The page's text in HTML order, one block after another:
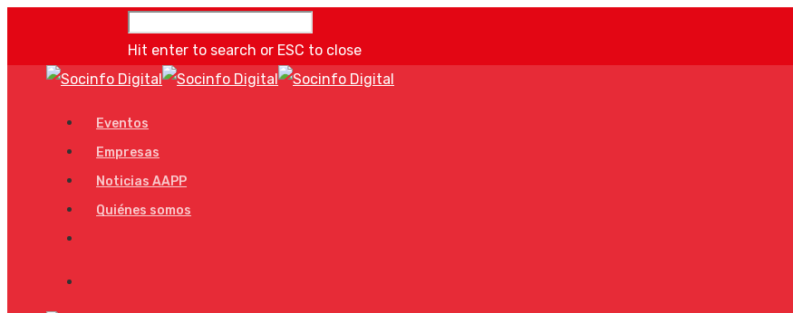
Hit enter to search or ESC to close
Eventos
Empresas
Noticias AAPP
Quiénes somos